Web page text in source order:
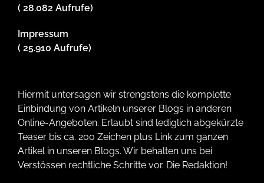
( 28.082 Aufrufe)
Impressum
( 25.910 Aufrufe)
Hiermit untersagen wir strengstens die komplette
Einbindung von Artikeln unserer Blogs in anderen
Online-Angeboten. Erlaubt sind lediglich abgekürzte
Teaser bis ca. 200 Zeichen plus Link zum ganzen
Artikel in unseren Blogs. Wir behalten uns bei
Verstössen rechtliche Schritte vor. Die Redaktion!